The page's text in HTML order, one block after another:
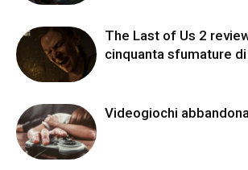
The Last of Us 2
cinquanta sfumature
Videogiochi